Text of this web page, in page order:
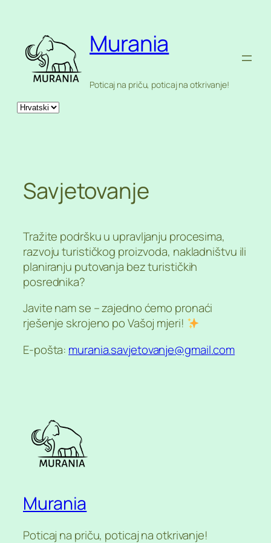
sadržaja
Murania
Poticaj na priču, poticaj na otkrivanje!
Odaberite
Savjetovanje
Tražite podršku u upravljanju procesima,
razvoju turističkog proizvoda, nakladništvu ili
planiranju putovanja bez turističkih
posrednika?
Javite nam se – zajedno ćemo pronaći
rješenje skrojeno po Vašoj mjeri!
E-pošta: murania.savjetovanje@gmail.com
Murania
Poticaj na priču, poticaj na otkrivanje!